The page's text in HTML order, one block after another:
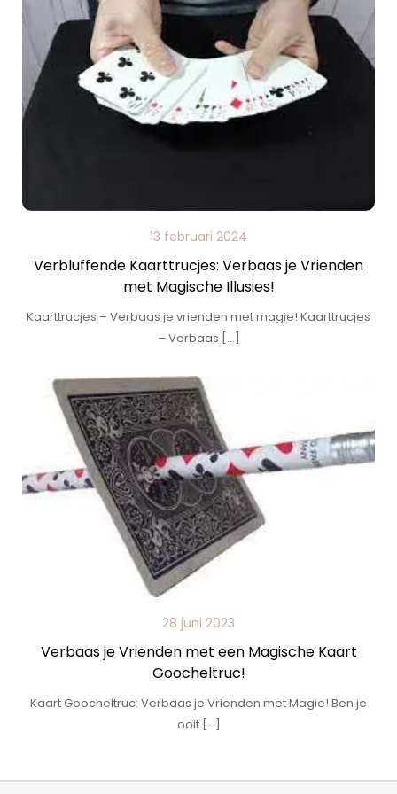
13 februari 2024
Verbluffende Kaarttrucjes: Verbaas je Vrienden
met Magische Illusies!
Kaarttrucjes – Verbaas je vrienden met magie! Kaarttrucjes
– Verbaas […]
28 juni 2023
Verbaas je Vrienden met een Magische Kaart
Goocheltruc!
Kaart Goocheltruc: Verbaas je Vrienden met Magie! Ben je
ooit […]